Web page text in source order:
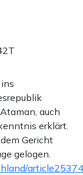
auch
erklärt.
Gericht
gelogen.